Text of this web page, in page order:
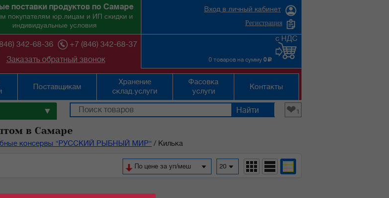
поставки продуктов по Самаре
покупателям юр.лицам и ИП скидки и
индивидуальные условия
342-68-36
+7 (846) 342-68-37
Заказать обратный звонок
Вход в личный кабинет
Регистрация
0 товаров на сумму 0 c
с НДС
Поставщикам
Хранение
склад.услуги
Фасовка
услуги
Контакты
▼ ❤1
в Самаре
консервы "РУССКИЙ РЫБНЫЙ МИР" / Килька
20
По цене за уп/меш